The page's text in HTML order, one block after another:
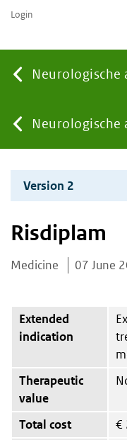
Neurologische
You
are
here:
Neurologische
Login
Version 2
Risdiplam
Medicine 07 June
Extended
indication
Therapeutic
value
Total cost €